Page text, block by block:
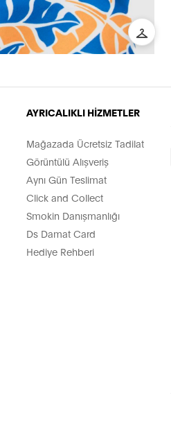
AYRICALIKLI HİZMETLER
Mağazada Ücretsiz Tadilat
Görüntülü Alışveriş
Aynı Gün Teslimat
Click and Collect
Smokin Danışmanlığı
Ds Damat Card
Hediye Rehberi